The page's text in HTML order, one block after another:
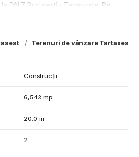
Terenuri de vânzare Tartasesti
DN 7 Bucuresti - Targoviste. Pe
o casa veche, batraneasca,
toate utilitatile: gaz, curent. Sistemul
parcela 1. Aceasta are o suprafata
trecute in intravilan.
Construcții
6,543 mp
20.0 m
2